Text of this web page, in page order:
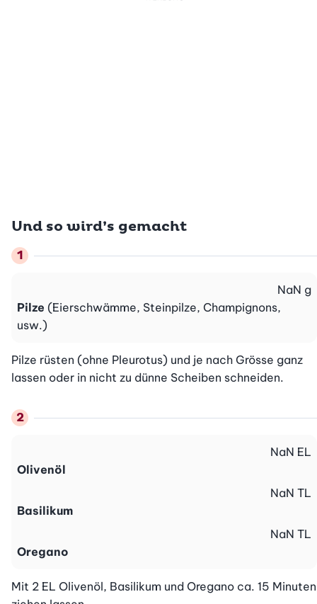
Und so wird’s gemacht
Pilze (Eierschwämme, Steinpilze, Champignons,
usw.)
NaN g
Pilze rüsten (ohne Pleurotus) und je nach Grösse ganz
lassen oder in nicht zu dünne Scheiben schneiden.
Olivenöl
NaN EL
Basilikum
NaN TL
Oregano
NaN TL
Mit 2 EL Olivenöl, Basilikum und Oregano ca. 15 Minuten